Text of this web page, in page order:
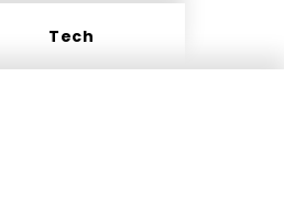
Tech